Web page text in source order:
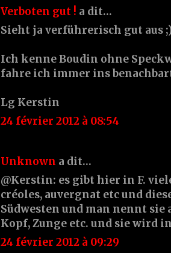
Verboten gut ! a dit…
Sieht ja verführerisch gut aus
Ich kenne Boudin ohne
fahre ich immer ins
Lg Kerstin
24 février 2012 à 08:54
Unknown a dit…
@Kerstin: es gibt hier in F.
créoles, auvergnat etc und
Südwesten und man nennt sie
Kopf, Zunge etc. und sie wird
24 février 2012 à 09:29